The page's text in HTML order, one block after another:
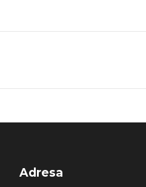
Adresa